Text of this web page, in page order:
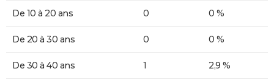
De 10 à 20 ans 0 0 %
De 20 à 30 ans 0 0 %
De 30 à 40 ans 1 2,9 %